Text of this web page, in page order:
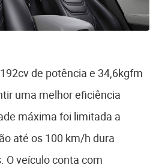
de potência e 34,6kgfm
uma melhor eficiência
máxima foi limitada a
até os 100 km/h dura
O veículo conta com